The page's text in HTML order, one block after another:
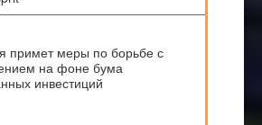
примет меры по борьбе с
на фоне бума
инвестиций